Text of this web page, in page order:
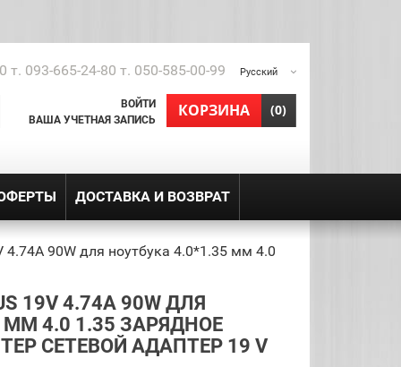
Русский
т. 093-665-24-80 т. 050-585-00-99
КОРЗИНА
shopping_cart (0)
ВОЙТИ
ВАША УЧЕТНАЯ ЗАПИСЬ
ДОСТАВКА И ВОЗВРАТ
4.74A 90W для ноутбука 4.0*1.35 мм 4.0
19V 4.74A 90W ДЛЯ
4.0 1.35 ЗАРЯДНОЕ
СЕТЕВОЙ АДАПТЕР 19 V